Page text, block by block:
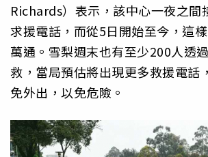
Richards）表示，該中心一夜之間
求援電話，而從5日開始至今，這
萬通。雪梨週末也有至少200人透
救，當局預估將出現更多救援電話
免外出，以免危險。